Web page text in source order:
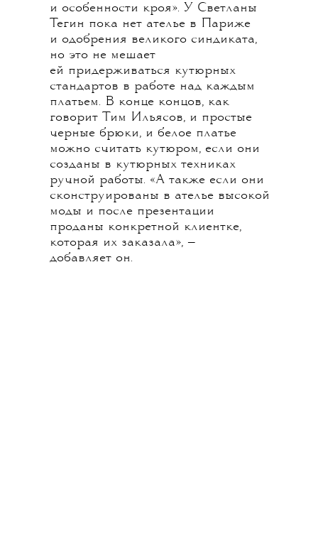
и особенности кроя». У Светланы
Тегин пока нет ателье в Париже
и одобрения великого синдиката,
но это не мешает
ей придерживаться кутюрных
стандартов в работе над каждым
платьем. В конце концов, как
говорит Тим Ильясов, и простые
черные брюки, и белое платье
можно считать кутюром, если они
созданы в кутюрных техниках
ручной работы. «А также если они
сконструированы в ателье высокой
моды и после презентации
проданы конкретной клиентке,
которая их заказала», —
добавляет он.